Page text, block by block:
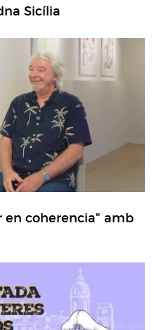
Sicília
en coherencia" amb